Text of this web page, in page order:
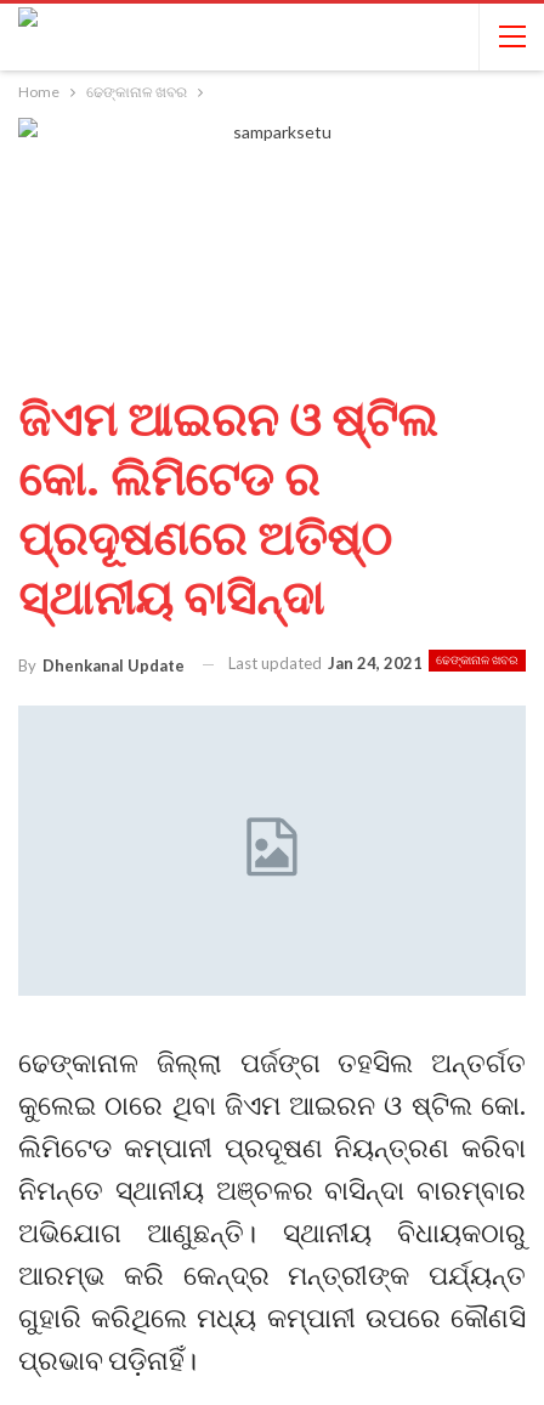
Home ଢେଙ୍କାନାଳ ଖବର
ଜିଏମ ଆଇରନ ଓ ଷ୍ଟିଲ
କୋ. ଲିମିଟେଡ ର
ପ୍ରଦୂଷଣରେ ଅତିଷ୍ଠ
ସ୍ଥାନୀୟ ବାସିନ୍ଦା
ଢେଙ୍କାନାଳ ଖବର
By Dhenkanal Update Last updated Jan 24, 2021
ଢେଙ୍କାନାଳ ଜିଲ୍ଲା ପର୍ଜଙ୍ଗ ତହସିଲ ଅନ୍ତର୍ଗତ
କୁଲେଇ ଠାରେ ଥିବା ଜିଏମ ଆଇରନ ଓ ଷ୍ଟିଲ କୋ.
ଲିମିଟେଡ କମ୍ପାନୀ ପ୍ରଦୂଷଣ ନିୟନ୍ତ୍ରଣ କରିବା
ନିମନ୍ତେ ସ୍ଥାନୀୟ ଅଞ୍ଚଳର ବାସିନ୍ଦା ବାରମ୍ବାର
ଅଭିଯୋଗ ଆଣୁଛନ୍ତି। ସ୍ଥାନୀୟ ବିଧାୟକଠାରୁ
ଆରମ୍ଭ କରି କେନ୍ଦ୍ର ମନ୍ତ୍ରୀଙ୍କ ପର୍ଯ୍ୟନ୍ତ
ଗୁହାରି କରିଥିଲେ ମଧ୍ୟ କମ୍ପାନୀ ଉପରେ କୌଣସି
ପ୍ରଭାବ ପଡ଼ିନାହିଁ।